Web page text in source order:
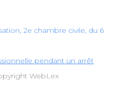
2e chambre civile, du 6
pendant un arrêt
WebLex